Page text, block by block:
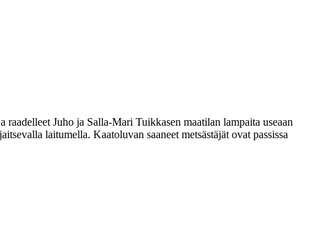
raadelleet Juho ja Salla-Mari Tuikkasen maatilan lampaita useaan
laitumella. Kaatoluvan saaneet metsästäjät ovat passissa